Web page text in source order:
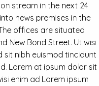
stream in the next 24
news premises in the
offices are situated
New Bond Street. Ut wisi
sit nibh euismod tincidunt
Lorem at ipsum dolor sit
enim ad Lorem ipsum